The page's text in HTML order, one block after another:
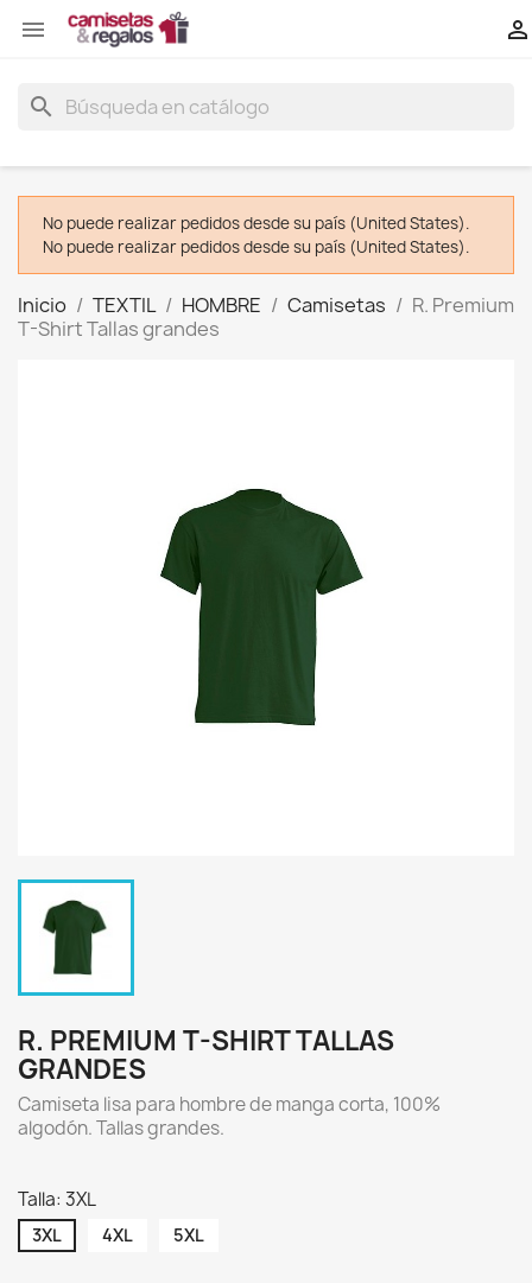
 
search
No puede realizar pedidos desde su país (United States).
No puede realizar pedidos desde su país (United States).
Inicio TEXTIL HOMBRE Camisetas
R. Premium
T-Shirt Tallas grandes
R. PREMIUM T-SHIRT TALLAS
GRANDES
Camiseta lisa para hombre de manga corta, 100%
algodón. Tallas grandes.
Talla: 3XL
3XL 4XL 5XL